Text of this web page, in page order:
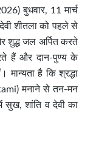
बुधवार, 11 मार्च
शीतला को पहले से
शुद्ध जल अर्पित करते
हैं और दान-पुण्य के
है कि श्रद्धा
मनाने से तन-मन
में सुख, शांति व देवी का